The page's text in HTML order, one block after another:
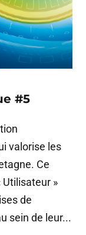
#5
valorise les
Ce
Utilisateur »
de
sein de leur...